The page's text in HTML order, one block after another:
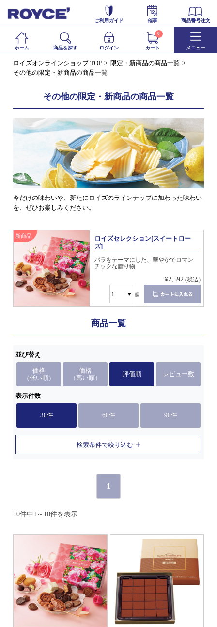
ご利用ガイド 催事 商品番号注文
ホーム 商品を探す ログイン カート
0
メニュー
ロイズオンラインショップ TOP
限定・新商品の商品一覧
その他の限定・新商品の商品一覧
その他の限定・新商品の商品一覧
今だけの味わいや、新たにロイズのラインナップに加わった味わい
を、ぜひお楽しみください。
新商品
ロイズセレクション[スイートロー
ズ]
バラをテーマにした、華やかでロマン
チックな贈り物
¥2,592 (税込)
個
商品一覧
並び替え
価格
（低い順）
価格
（高い順）
評価順 レビュー数
表示件数
30件 60件 90件
検索条件で絞り込む
1
10件中1～10件を表示